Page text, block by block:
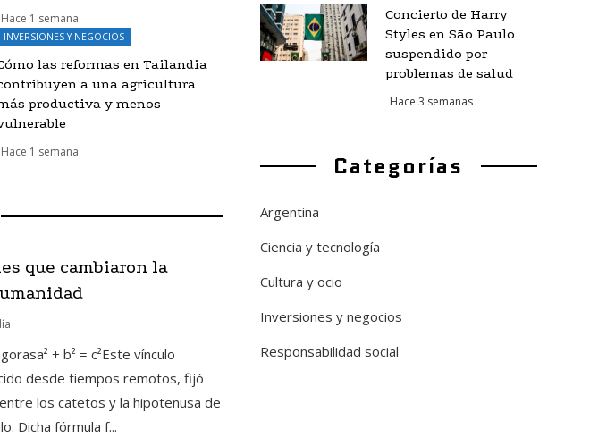
Hace 1 semana
INVERSIONES Y NEGOCIOS
las reformas en Tailandia
a una agricultura
productiva y menos
Hace 1 semana
que cambiaron la
+ b² = c²Este vínculo
desde tiempos remotos, fijó
los catetos y la hipotenusa de
Dicha fórmula f...
Concierto de Harry
Styles en São Paulo
suspendido por
problemas de salud
Hace 3 semanas
Categorías
Argentina
Ciencia y tecnología
Cultura y ocio
Inversiones y negocios
Responsabilidad social